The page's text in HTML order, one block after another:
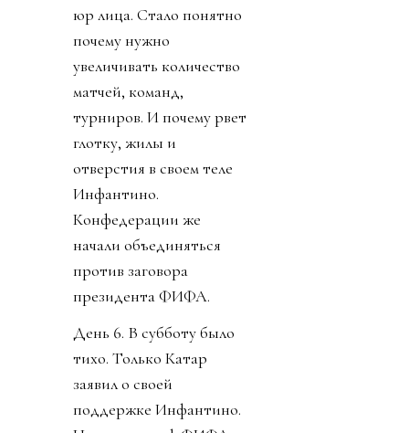
юр лица. Стало понятно
почему нужно
увеличивать количество
матчей, команд,
турниров. И почему рвет
глотку, жилы и
отверстия в своем теле
Инфантино.
Конфедерации же
начали объединяться
против заговора
президента ФИФА.
День 6. В субботу было
тихо. Только Катар
заявил о своей
поддержке Инфантино.